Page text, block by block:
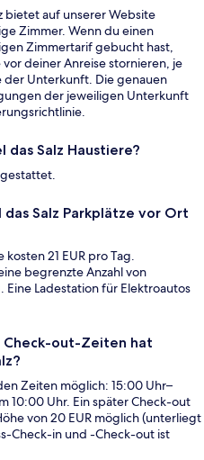
bietet auf unserer Website
Zimmer. Wenn du einen
Zimmertarif gebucht hast,
deiner Anreise stornieren, je
der Unterkunft. Die genauen
der jeweiligen Unterkunft
das Salz Haustiere?
Salz Parkplätze vor Ort
21 EUR pro Tag.
begrenzte Anzahl von
Eine Ladestation für Elektroautos
Check-out-Zeiten hat
Zeiten möglich: 15:00 Uhr–
10:00 Uhr. Ein später Check-out
von 20 EUR möglich (unterliegt
Check-in und -Check-out ist